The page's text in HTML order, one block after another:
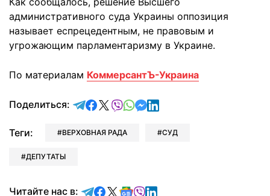
административного суда Украины оппозиция
называет еспрецедентным, не правовым и
угрожающим парламентаризму в Украине.
По материалам КоммерсантЪ-Украина
Поделиться: отправить в Telegram
поделиться в Facebook
поделиться в X
отправить в Viber
отправить в Whatsapp
отправить в Messenger
отправить в LinkedIn
Теги: ВЕРХОВНАЯ РАДА СУД
ДЕПУТАТЫ
Читайте нас в: Читайте в Telegram
Читайте в Facebook
Читайте в X
Читайте в Google news
Читайте в Viber
Читайте в LinkedIn